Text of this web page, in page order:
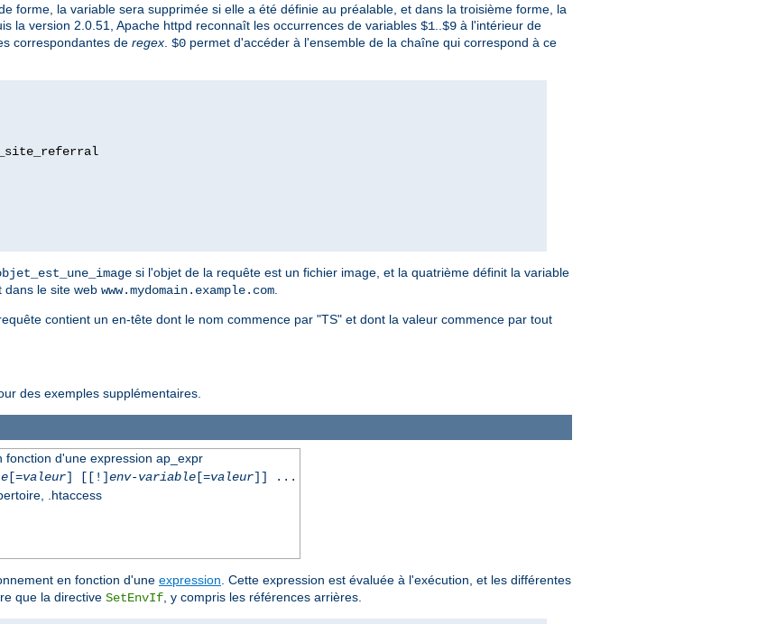
forme, la variable sera supprimée si elle a été définie au préalable, et dans la troisième forme, la
la version 2.0.51, Apache httpd reconnaît les occurrences de variables $1 $9 à l'intérieur de
correspondantes de regex $0 permet d'accéder à l'ensemble de la chaîne qui correspond à ce
si l'objet de la requête est un fichier image, et la quatrième définit la variable
dans le site web www.mydomain.example.com
contient un en-tête dont le nom commence par "TS" et dont la valeur commence par tout
des exemples supplémentaires.
d'une expression ap_expr
[=valeur] [[!]env-variable[=valeur]] ...
.htaccess
en fonction d'une expression. Cette expression est évaluée à l'exécution, et les différentes
que la directive SetEnvIf, y compris les références arrières.